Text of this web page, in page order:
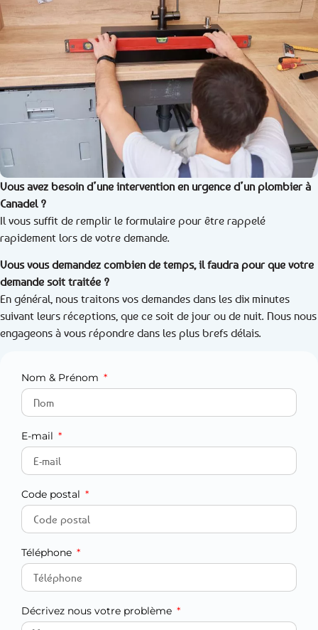
Vous avez besoin d’une intervention en urgence d’un plombier à
Canadel ?
Il vous suffit de remplir le formulaire pour être rappelé
rapidement lors de votre demande.
Vous vous demandez combien de temps, il faudra pour que votre
demande soit traitée ?
En général, nous traitons vos demandes dans les dix minutes
suivant leurs réceptions, que ce soit de jour ou de nuit. Nous nous
engageons à vous répondre dans les plus brefs délais.
Nom & Prénom
E-mail
Code postal
Téléphone
Décrivez nous votre problème